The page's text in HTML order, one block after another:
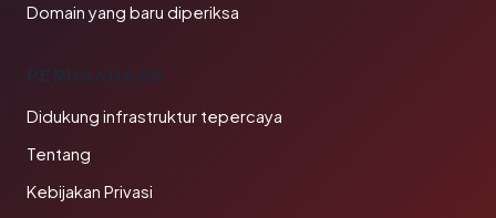
Domain yang baru diperiksa
PERUSAHAAN
Didukung infrastruktur tepercaya
Tentang
Kebijakan Privasi